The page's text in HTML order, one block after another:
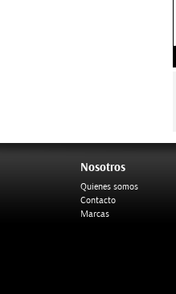
Nosotros
Quienes somos
Contacto
Marcas